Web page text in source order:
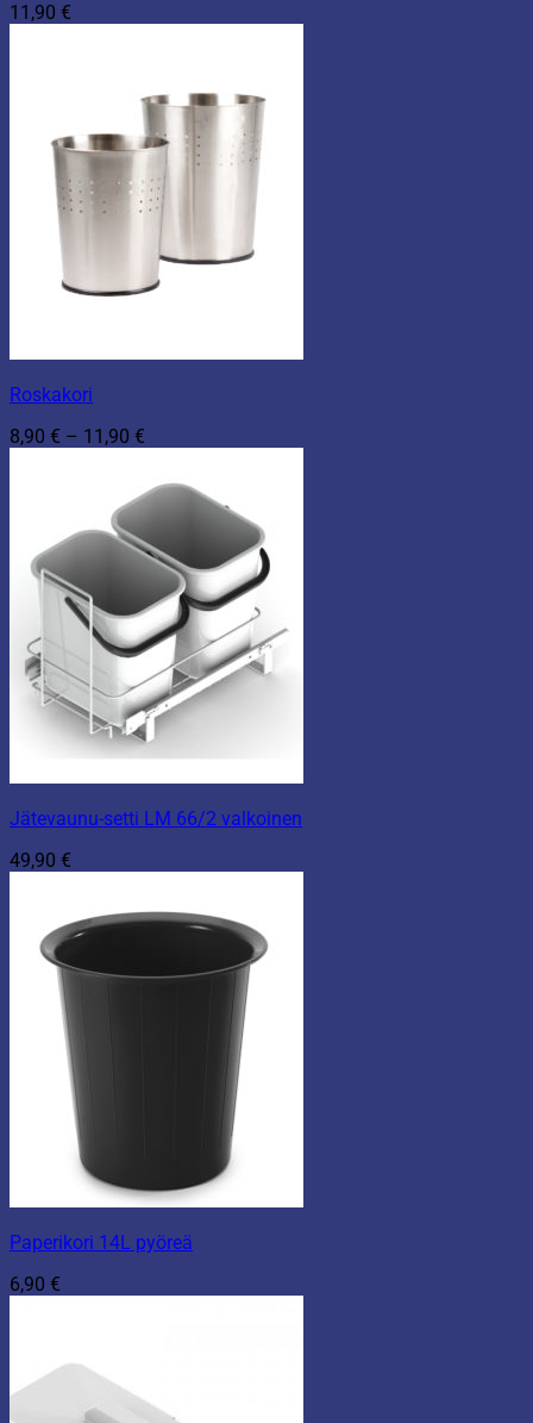
11,90 €
Roskakori
8,90 € – 11,90 €
11,90 €
Jätevaunu-setti LM 66/2 valkoinen
49,90 €
Paperikori 14L pyöreä
6,90 €